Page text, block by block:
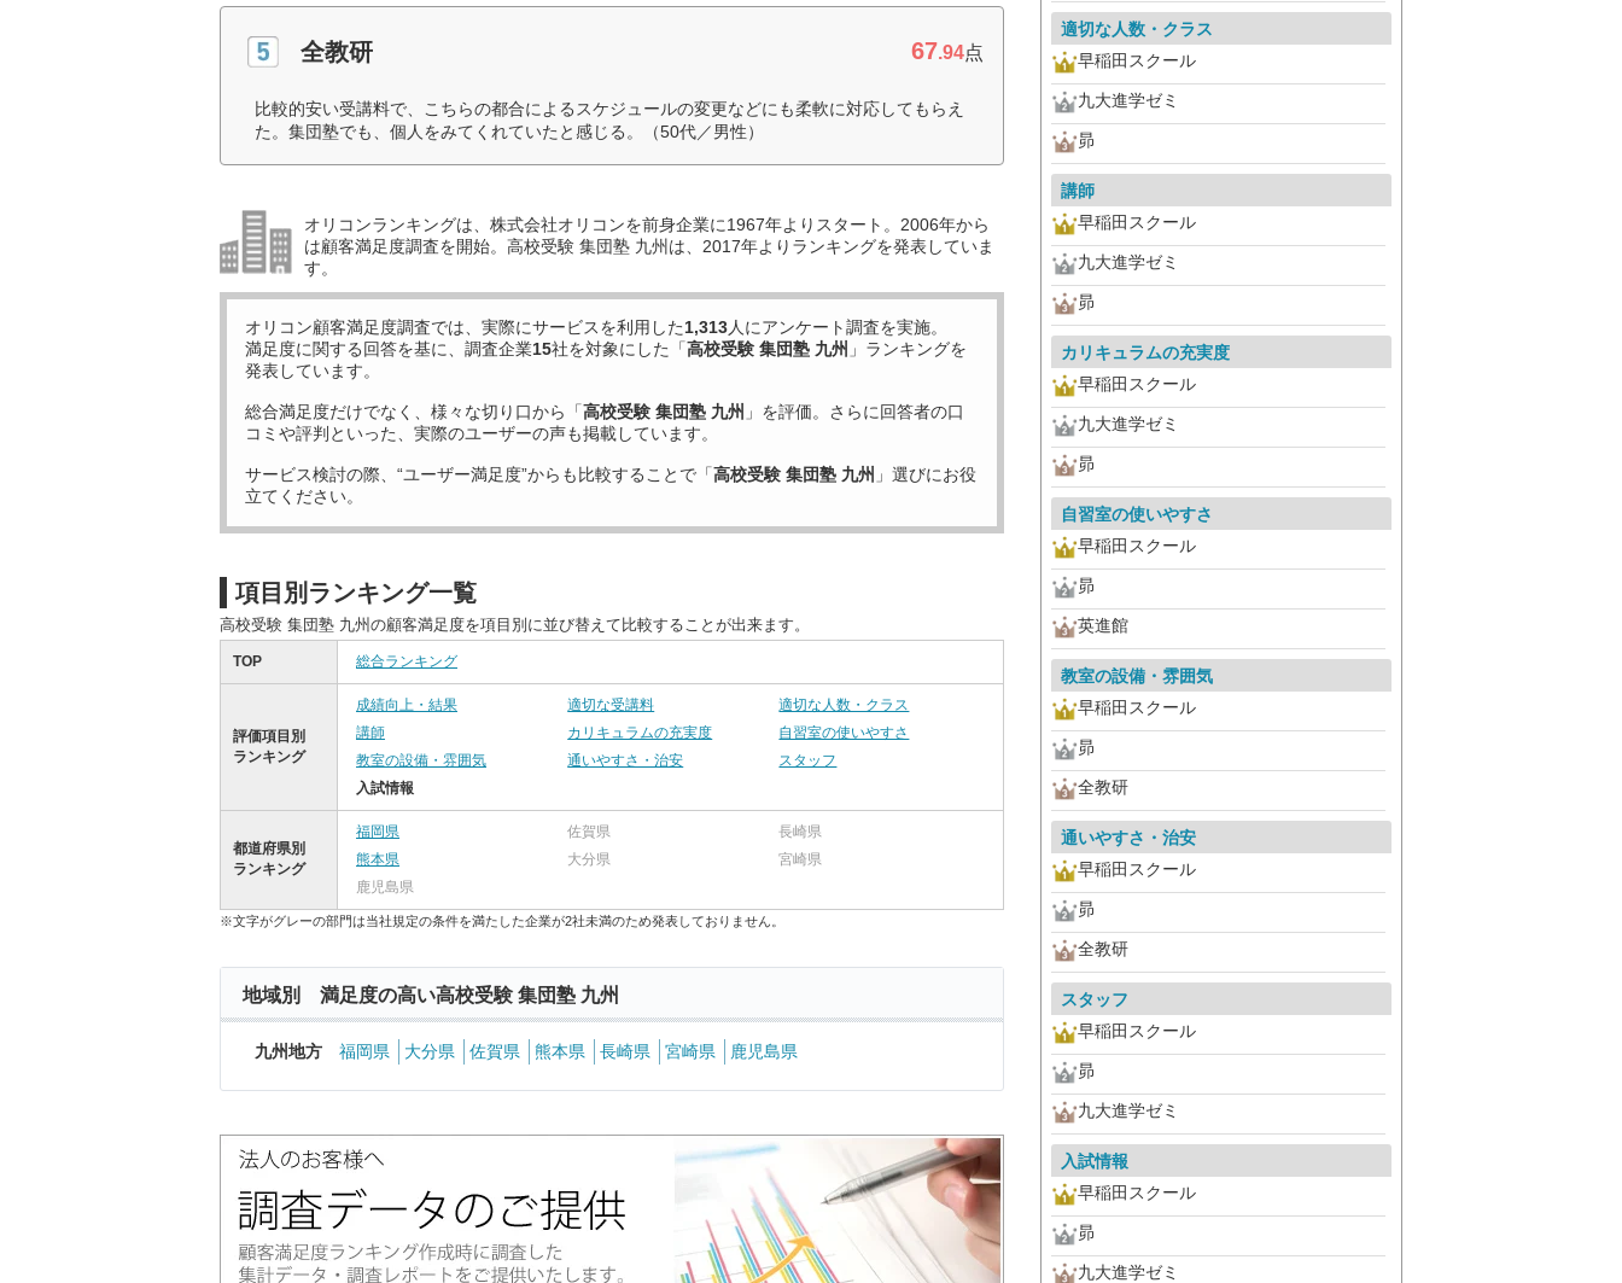
全教研 67.94点
比較的安い受講料で、こちらの都合によるスケジュールの変更などにも柔軟に対応してもらえ
た。集団塾でも、個人をみてくれていたと感じる。（50代／男性）
オリコンランキングは、株式会社オリコンを前身企業に1967年よりスタート。2006年から
は顧客満足度調査を開始。高校受験 集団塾 九州は、2017年よりランキングを発表していま
す。
オリコン顧客満足度調査では、実際にサービスを利用した1,313人にアンケート調査を実施。
満足度に関する回答を基に、調査企業15社を対象にした「高校受験 集団塾 九州 」ランキングを
発表しています。
総合満足度だけでなく、様々な切り口から「高校受験 集団塾 九州 」を評価。さらに回答者の口
コミや評判といった、実際のユーザーの声も掲載しています。
サービス検討の際、“ユーザー満足度”からも比較することで「高校受験 集団塾 九州 」選びにお役
立てください。
項目別ランキング一覧
高校受験 集団塾 九州の顧客満足度を項目別に並び替えて比較することが出来ます。
TOP 総合ランキング
評価項目別
ランキング
成績向上・結果 適切な受講料
適切な人数・クラス
講師
カリキュラムの充実度
自習室の使いやすさ
教室の設備・雰囲気
通いやすさ・治安
スタッフ
入試情報
都道府県別
ランキング
福岡県 佐賀県
長崎県
熊本県
大分県
宮崎県
鹿児島県
※文字がグレーの部門は当社規定の条件を満たした企業が2社未満のため発表しておりません。
地域別 満足度の高い高校受験 集団塾 九州
九州地方 福岡県 大分県 佐賀県 熊本県 長崎県 宮崎県 鹿児島県
適切な人数・クラス
早稲田スクール
九大進学ゼミ
昴
講師
早稲田スクール
九大進学ゼミ
昴
カリキュラムの充実度
早稲田スクール
九大進学ゼミ
昴
自習室の使いやすさ
早稲田スクール
昴
英進館
教室の設備・雰囲気
早稲田スクール
昴
全教研
通いやすさ・治安
早稲田スクール
昴
全教研
スタッフ
早稲田スクール
昴
九大進学ゼミ
入試情報
早稲田スクール
昴
九大進学ゼミ